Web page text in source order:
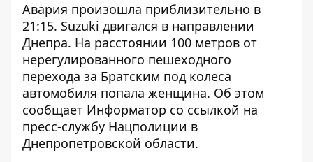
Авария произошла приблизительно в
21:15. Suzuki двигался в направлении
Днепра. На расстоянии 100 метров от
нерегулированного пешеходного
перехода за Братским под колеса
автомобиля попала женщина. Об этом
сообщает Информатор со ссылкой на
пресс-службу Нацполиции в
Днепропетровской области.